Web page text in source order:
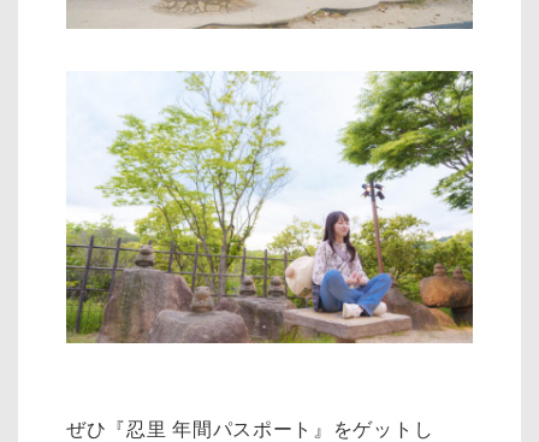
ぜひ『忍里 年間パスポート』をゲットし